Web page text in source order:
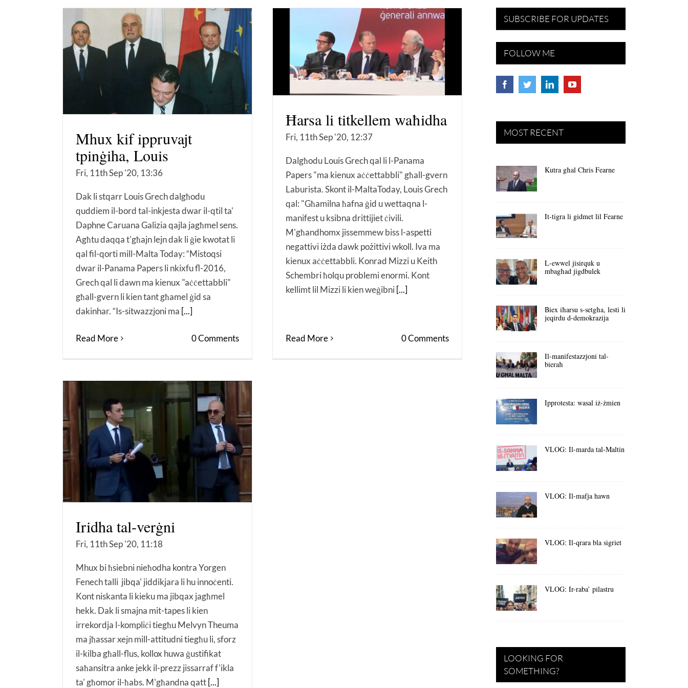
Mhux kif ippruvajt
tpinġiha, Louis
Fri, 11th Sep '20, 13:36
Dak li stqarr Louis Grech dalgħodu
quddiem il-bord tal-inkjesta dwar il-qtil ta'
Daphne Caruana Galizia qajla jagħmel sens.
Agħtu daqqa t'għajn lejn dak li ġie kwotat li
qal fil-qorti mill-Malta Today: “Mistoqsi
dwar il-Panama Papers li nkixfu fl-2016,
Grech qal li dawn ma kienux "aċċettabbli"
għall-gvern li kien tant għamel ġid sa
dakinhar. “Is-sitwazzjoni ma [...]
Read More 0 Comments
Ħarsa li titkellem waħidha
Fri, 11th Sep '20, 12:37
Dalgħodu Louis Grech qal li l-Panama
Papers "ma kienux aċċettabbli" għall-gvern
Laburista. Skont il-MaltaToday, Louis Grech
qal: "Għamilna ħafna ġid u wettaqna l-
manifest u ksibna drittijiet ċivili.
M'għandhomx jissemmew biss l-aspetti
negattivi iżda dawk pożittivi wkoll. Iva ma
kienux aċċettabbli. Konrad Mizzi u Keith
Schembri ħolqu problemi enormi. Kont
kellimt lil Mizzi li kien weġibni [...]
Read More 0 Comments
Iridha tal-verġni
Fri, 11th Sep '20, 11:18
Mhux bi ħsiebni nieħodha kontra Yorgen
Fenech talli jibqa' jiddikjara li hu innoċenti.
Kont niskanta li kieku ma jibqax jagħmel
hekk. Dak li smajna mit-tapes li kien
irrekordja l-kompliċi tiegħu Melvyn Theuma
ma jħassar xejn mill-attitudni tiegħu li, sforz
il-kilba għall-flus, kollox huwa ġustifikat
saħansitra anke jekk il-prezz jissarraf f'ikla
ta' għomor il-ħabs. M'għandna qatt[...]
SUBSCRIBE FOR UPDATES
FOLLOW ME
MOST RECENT
Kutra għal Chris Fearne
It-tigra li gidmet lil Fearne
L-ewwel jisirquk u
mbagħad jigdbulek
Biex iħarsu s-setgħa, lesti li
jeqirdu d-demokrazija
Il-manifestazzjoni tal-
bieraħ
Ipprotesta: wasal iż-żmien
VLOG: Il-marda tal-Maltin
VLOG: Il-mafja hawn
VLOG: Il-qrara bla sigriet
VLOG: Ir-raba’ pilastru
LOOKING FOR
SOMETHING?